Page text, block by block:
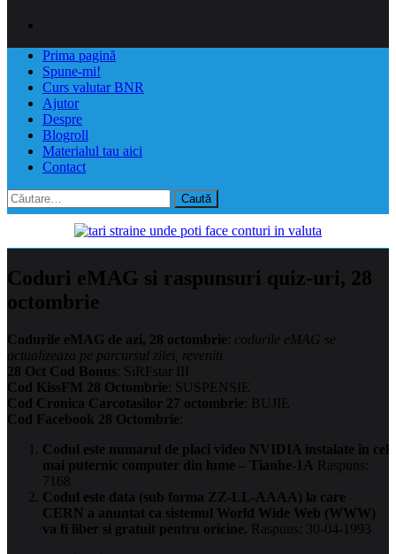
Prima pagină
Spune-mi!
Curs valutar BNR
Ajutor
Despre
Blogroll
Materialul tau aici
Contact
Caută
după:
Coduri eMAG si raspunsuri quiz-uri, 28
octombrie
Codurile eMAG de azi, 28 octombrie: codurile eMAG se
actualizeaza pe parcursul zilei, reveniti
28 Oct Cod Bonus: SiRFstar III
Cod KissFM 28 Octombrie: SUSPENSIE
Cod Cronica Carcotasilor 27 octombrie: BUJIE
Cod Facebook 28 Octombrie:
Codul este numarul de placi video NVIDIA instalate in cel
mai puternic computer din lume – Tianhe-1A Raspuns:
7168
Codul este data (sub forma ZZ-LL-AAAA) la care
CERN a anuntat ca sistemul World Wide Web (WWW)
va fi liber si gratuit pentru oricine. Raspuns: 30-04-1993